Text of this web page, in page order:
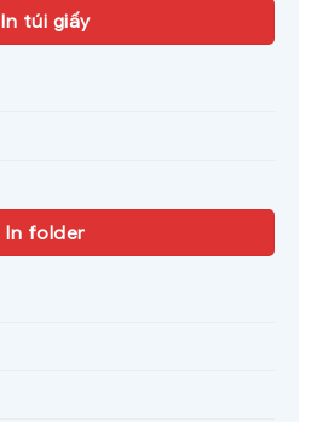
In túi giấy
In folder